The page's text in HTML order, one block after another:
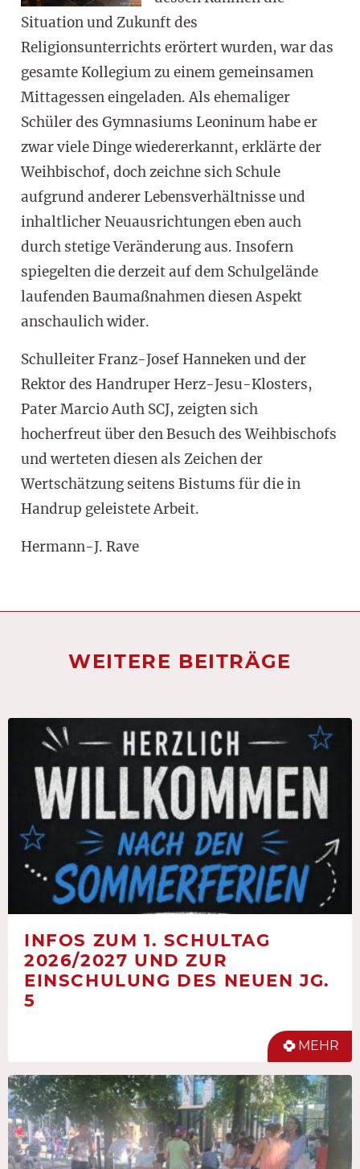
Situation und Zukunft des
Religionsunterrichts erörtert wurden, war das
gesamte Kollegium zu einem gemeinsamen
Mittagessen eingeladen. Als ehemaliger
Schüler des Gymnasiums Leoninum habe er
zwar viele Dinge wiedererkannt, erklärte der
Weihbischof, doch zeichne sich Schule
aufgrund anderer Lebensverhältnisse und
inhaltlicher Neuausrichtungen eben auch
durch stetige Veränderung aus. Insofern
spiegelten die derzeit auf dem Schulgelände
laufenden Baumaßnahmen diesen Aspekt
anschaulich wider.
Schulleiter Franz-Josef Hanneken und der
Rektor des Handruper Herz-Jesu-Klosters,
Pater Marcio Auth SCJ, zeigten sich
hocherfreut über den Besuch des Weihbischofs
und werteten diesen als Zeichen der
Wertschätzung seitens Bistums für die in
Handrup geleistete Arbeit.
Hermann-J. Rave
WEITERE BEITRÄGE
INFOS ZUM 1. SCHULTAG
2026/2027 UND ZUR
EINSCHULUNG DES NEUEN JG.
5
MEHR